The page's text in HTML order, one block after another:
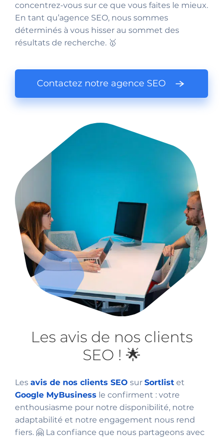
concentrez-vous sur ce que vous faites le mieux.
En tant qu’agence SEO, nous sommes
déterminés à vous hisser au sommet des
résultats de recherche. 🥇
Contactez notre agence SEO
Les avis de nos clients
SEO ! 🌟
Les avis de nos clients SEO sur Sortlist et
Google MyBusiness le confirment : votre
enthousiasme pour notre disponibilité, notre
adaptabilité et notre engagement nous rend
fiers. 🤗 La confiance que nous partageons avec